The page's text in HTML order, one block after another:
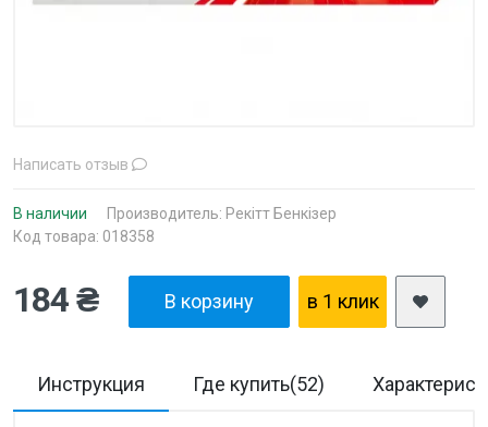
Написать отзыв
В наличии Производитель: Рекітт Бенкізер
Код товара: 018358
184 ₴ В корзину в 1 клик
Инструкция Где купить(52)